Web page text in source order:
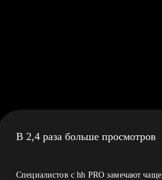
В 2,4 раза больше просмотров
Специалистов с hh PRO замечают чаще